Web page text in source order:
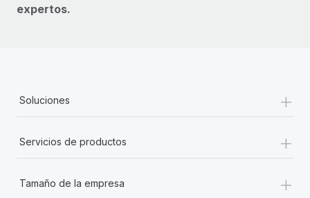
expertos.
Soluciones +
Servicios de productos +
Tamaño de la empresa +